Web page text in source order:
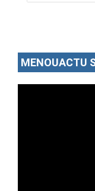
MENOUACTU